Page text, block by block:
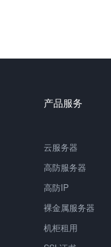
产品服务
云服务器
高防服务器
高防IP
裸金属服务器
机柜租用